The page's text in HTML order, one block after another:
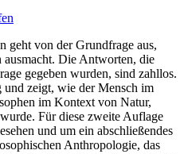
geht von der Grundfrage aus,
ausmacht. Die Antworten, die
gegeben wurden, sind zahllos.
zeigt, wie der Mensch im
im Kontext von Natur,
Für diese zweite Auflage
und um ein abschließendes
Anthropologie, das